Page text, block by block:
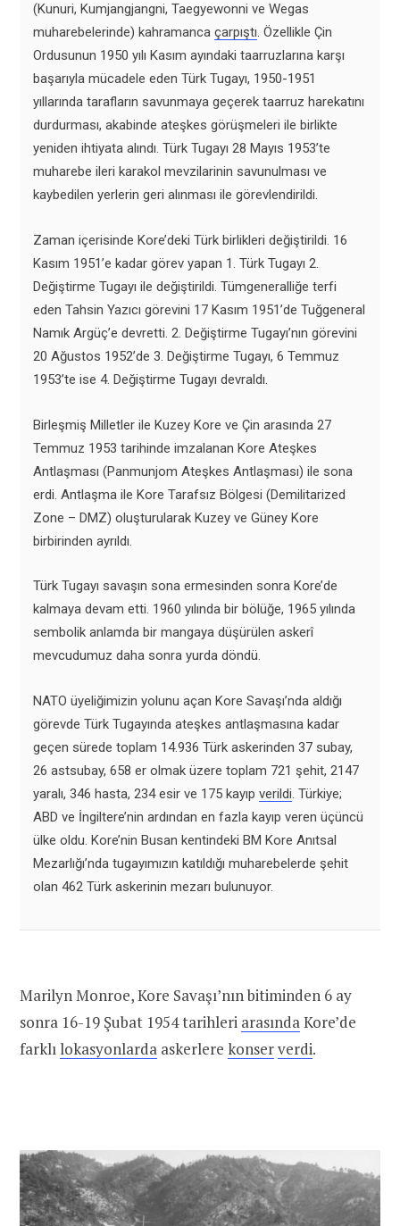
(Kunuri, Kumjangjangni, Taegyewonni ve Wegas
muharebelerinde) kahramanca çarpıştı. Özellikle Çin
Ordusunun 1950 yılı Kasım ayındaki taarruzlarına karşı
başarıyla mücadele eden Türk Tugayı, 1950-1951
yıllarında tarafların savunmaya geçerek taarruz harekatını
durdurması, akabinde ateşkes görüşmeleri ile birlikte
yeniden ihtiyata alındı. Türk Tugayı 28 Mayıs 1953’te
muharebe ileri karakol mevzilarinin savunulması ve
kaybedilen yerlerin geri alınması ile görevlendirildi.
Zaman içerisinde Kore’deki Türk birlikleri değiştirildi. 16
Kasım 1951’e kadar görev yapan 1. Türk Tugayı 2.
Değiştirme Tugayı ile değiştirildi. Tümgeneralliğe terfi
eden Tahsin Yazıcı görevini 17 Kasım 1951’de Tuğgeneral
Namık Argüç’e devretti. 2. Değiştirme Tugayı’nın görevini
20 Ağustos 1952’de 3. Değiştirme Tugayı, 6 Temmuz
1953’te ise 4. Değiştirme Tugayı devraldı.
Birleşmiş Milletler ile Kuzey Kore ve Çin arasında 27
Temmuz 1953 tarihinde imzalanan Kore Ateşkes
Antlaşması (Panmunjom Ateşkes Antlaşması) ile sona
erdi. Antlaşma ile Kore Tarafsız Bölgesi (Demilitarized
Zone – DMZ) oluşturularak Kuzey ve Güney Kore
birbirinden ayrıldı.
Türk Tugayı savaşın sona ermesinden sonra Kore’de
kalmaya devam etti. 1960 yılında bir bölüğe, 1965 yılında
sembolik anlamda bir mangaya düşürülen askerî
mevcudumuz daha sonra yurda döndü.
NATO üyeliğimizin yolunu açan Kore Savaşı’nda aldığı
görevde Türk Tugayında ateşkes antlaşmasına kadar
geçen sürede toplam 14.936 Türk askerinden 37 subay,
26 astsubay, 658 er olmak üzere toplam 721 şehit, 2147
yaralı, 346 hasta, 234 esir ve 175 kayıp verildi. Türkiye;
ABD ve İngiltere’nin ardından en fazla kayıp veren üçüncü
ülke oldu. Kore’nin Busan kentindeki BM Kore Anıtsal
Mezarlığı’nda tugayımızın katıldığı muharebelerde şehit
olan 462 Türk askerinin mezarı bulunuyor.
Marilyn Monroe, Kore Savaşı’nın bitiminden 6 ay
sonra 16-19 Şubat 1954 tarihleri arasındaKore’de
farklı lokasyonlarda askerlere konserverdi.